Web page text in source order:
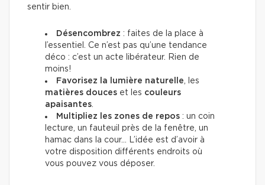
sentir bien.
Désencombrez : faites de la place à
l’essentiel. Ce n’est pas qu’une tendance
déco : c’est un acte libérateur. Rien de
moins!
Favorisez la lumière naturelle , les
matières douces et les couleurs
apaisantes
Multipliez les zones de repos : un coin
lecture, un fauteuil près de la fenêtre, un
hamac dans la cour… L’idée est d’avoir à
votre disposition différents endroits où
vous pouvez vous déposer.